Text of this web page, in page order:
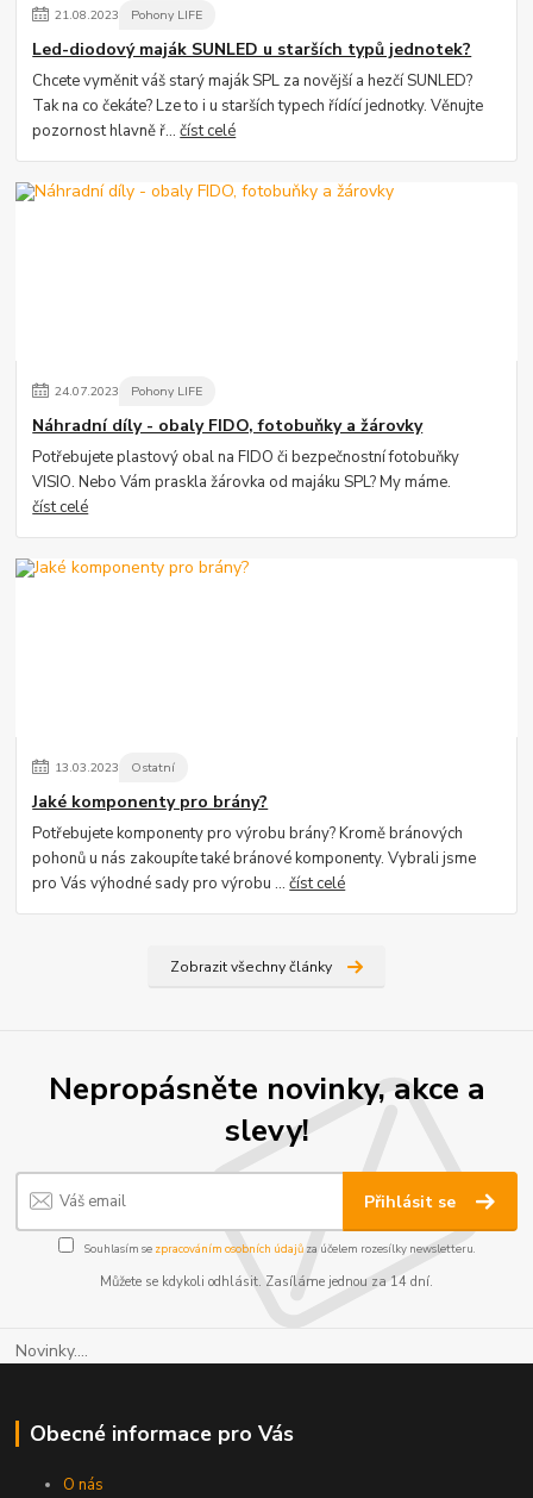
21.08.2023 Pohony LIFE
Led-diodový maják SUNLED u starších typů jednotek?
Chcete vyměnit váš starý maják SPL za novější a hezčí SUNLED?
Tak na co čekáte? Lze to i u starších typech řídící jednotky. Věnujte
pozornost hlavně ř...číst celé
24.07.2023 Pohony LIFE
Náhradní díly - obaly FIDO, fotobuňky a žárovky
Potřebujete plastový obal na FIDO či bezpečnostní fotobuňky
VISIO. Nebo Vám praskla žárovka od majáku SPL? My máme.
číst celé
13.03.2023 Ostatní
Jaké komponenty pro brány?
Potřebujete komponenty pro výrobu brány? Kromě bránových
pohonů u nás zakoupíte také bránové komponenty. Vybrali jsme
pro Vás výhodné sady pro výrobu ...číst celé
Zobrazit všechny články
Nepropásněte novinky, akce a
slevy!
Přihlásit se
Souhlasím se zpracováním osobních údajůza účelem rozesílky newsletteru.
Můžete se kdykoli odhlásit. Zasíláme jednou za 14 dní.
Novinky....
Obecné informace pro Vás
O nás